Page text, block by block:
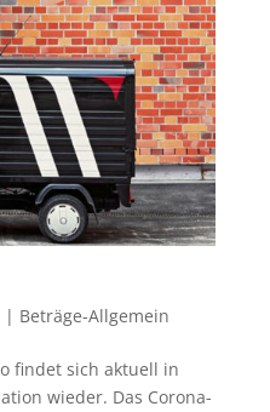
| Beträge-Allgemein
findet sich aktuell in
wieder. Das Corona-